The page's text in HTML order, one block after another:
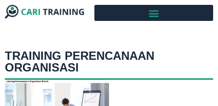
TRAINING PERENCANAAN
ORGANISASI